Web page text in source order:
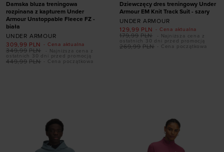
Dodaj produkt w
Damska bluza treningowa
rozpinana z kapturem Under
Armour Unstoppable Fleece FZ -
biała
UNDER ARMOUR
- Cena aktualna
309,99 PLN
- Cena początkowa
449,99 PLN
349,99 PLN
- Najniższa cena z
ostatnich 30 dni przed promocją
Dziewczęcy dres treningowy Under
Armour EM Knit Track Suit - szary
UNDER ARMOUR
- Cena aktualna
129,99 PLN
- Cena początkowa
269,99 PLN
179,99 PLN
- Najniższa cena z
ostatnich 30 dni przed promocją